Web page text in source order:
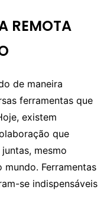
REMOTA
de maneira
ferramentas que
existem
que
mesmo
Ferramentas
se indispensáveis